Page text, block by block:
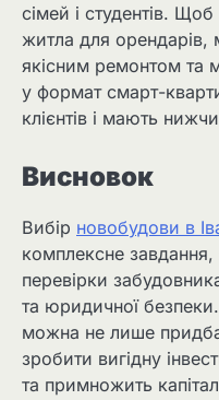
сімей і студентів.
житла для
якісним ремонтом та
у формат смарт-
клієнтів і мають
Висновок
Вибір новобудови в
комплексне завдання,
перевірки
та юридичної
можна не лише
зробити вигідну
та примножить